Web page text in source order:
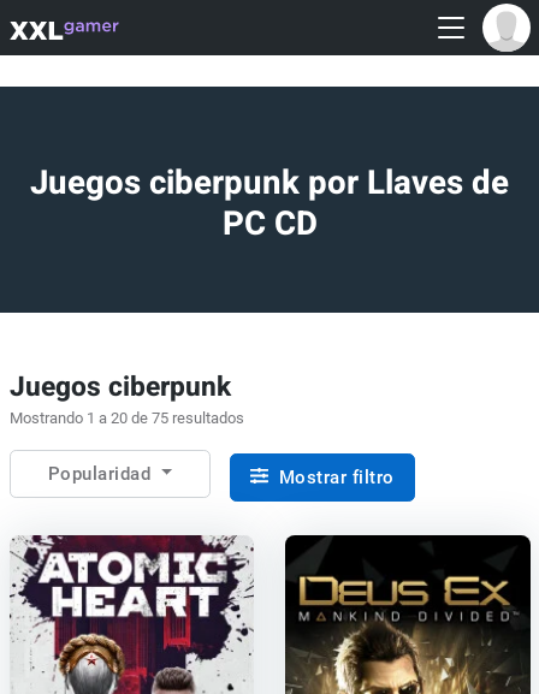
Juegos ciberpunk por Llaves de
PC CD
Juegos ciberpunk
Mostrando 1 a 20 de 75 resultados
Popularidad Mostrar filtro